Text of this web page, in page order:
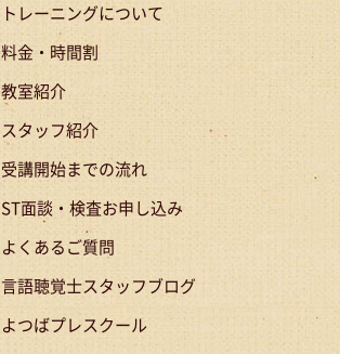
トレーニングについて
料金・時間割
教室紹介
スタッフ紹介
受講開始までの流れ
ST面談・検査お申し込み
よくあるご質問
言語聴覚士スタッフブログ
よつばプレスクール